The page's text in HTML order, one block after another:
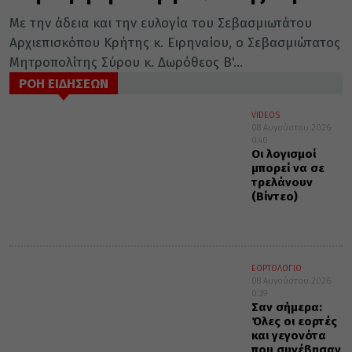
Με την άδεια και την ευλογία του Σεβασμιωτάτου
Αρχιεπισκόπου Κρήτης κ. Ειρηναίου, ο Σεβασμιώτατος
Μητροπολίτης Σύρου κ. Δωρόθεος Β'...
ΡΟΗ ΕΙΔΗΣΕΩΝ
VIDEOS
08 Αυγούστου 2026
0:40
Οι λογισμοί
μπορεί να σε
τρελάνουν
(Βίντεο)
ΕΟΡΤΟΛΟΓΙΟ
08 Αυγούστου 2026
0:39
Σαν σήμερα:
Όλες οι εορτές
και γεγονότα